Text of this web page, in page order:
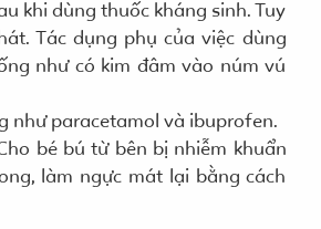
khi dùng thuốc kháng sinh. Tuy
Tác dụng phụ của việc dùng
như có kim đâm vào núm vú
như paracetamol và ibuprofen.
bé bú từ bên bị nhiễm khuẩn
làm ngực mát lại bằng cách